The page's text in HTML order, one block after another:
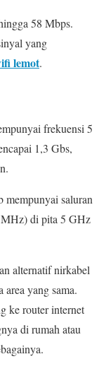
58 Mbps.
yang
lemot.
frekuensi 5
1,3 Gbs,
mempunyai saluran
MHz) di pita 5 GHz
alternatif nirkabel
yang sama.
ke router internet
di rumah atau